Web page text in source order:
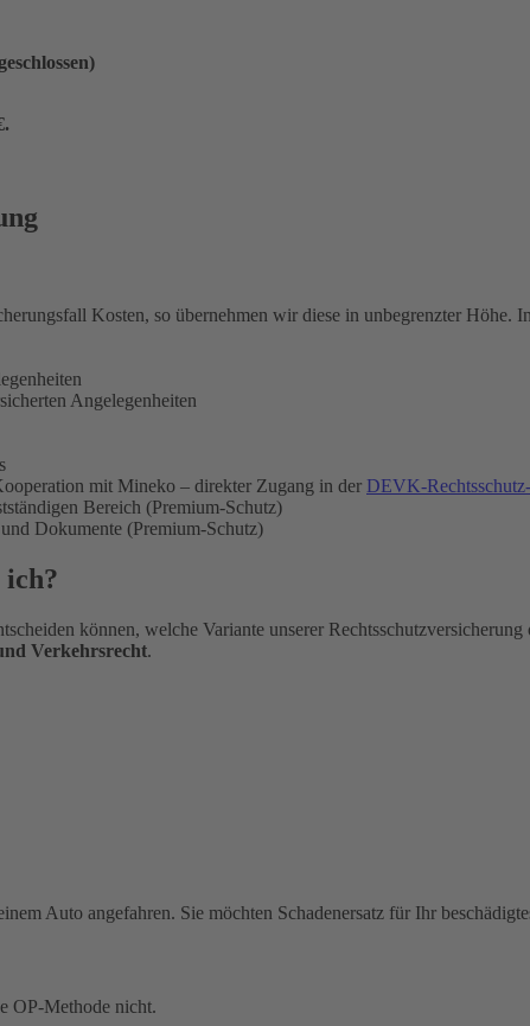
.
Kosten, so übernehmen wir diese in unbegrenzter Höhe.
Angelegenheiten
mit Mineko – direkter Zugang in der DEVK-
Bereich (Premium-Schutz)
Dokumente (Premium-Schutz)
ich?
können, welche Variante unserer
Verkehrsrecht.
Auto angefahren. Sie möchten Schadenersatz für Ihr
OP-Methode nicht.